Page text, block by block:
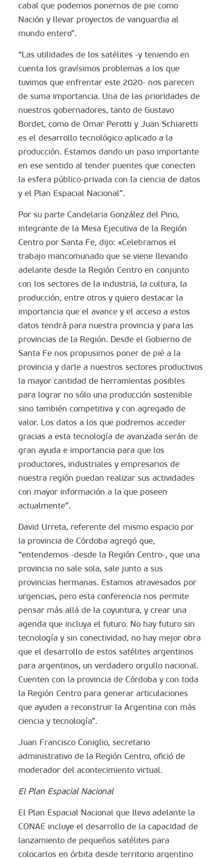
cabal que podemos ponernos de pie como
Nación y llevar proyectos de vanguardia al
mundo entero”.
“Las utilidades de los satélites -y teniendo en
cuenta los gravísimos problemas a los que
tuvimos que enfrentar este 2020- nos parecen
de suma importancia. Una de las prioridades de
nuestros gobernadores, tanto de Gustavo
Bordet, como de Omar Perotti y Juan Schiaretti
es el desarrollo tecnológico aplicado a la
producción. Estamos dando un paso importante
en ese sentido al tender puentes que conecten
la esfera público-privada con la ciencia de datos
y el Plan Espacial Nacional”.
Por su parte Candelaria González del Pino,
integrante de la Mesa Ejecutiva de la Región
Centro por Santa Fe, dijo: «Celebramos el
trabajo mancomunado que se viene llevando
adelante desde la Región Centro en conjunto
con los sectores de la industria, la cultura, la
producción, entre otros y quiero destacar la
importancia que el avance y el acceso a estos
datos tendrá para nuestra provincia y para las
provincias de la Región. Desde el Gobierno de
Santa Fe nos propusimos poner de pié a la
provincia y darle a nuestros sectores productivos
la mayor cantidad de herramientas posibles
para lograr no sólo una producción sostenible
sino también competitiva y con agregado de
valor. Los datos a los que podremos acceder
gracias a esta tecnología de avanzada serán de
gran ayuda e importancia para que los
productores, industriales y empresarios de
nuestra región puedan realizar sus actividades
con mayor información a la que poseen
actualmente”.
David Urreta, referente del mismo espacio por
la provincia de Córdoba agregó que,
“entendemos -desde la Región Centro-, que una
provincia no sale sola, sale junto a sus
provincias hermanas. Estamos atravesados por
urgencias, pero esta conferencia nos permite
pensar más allá de la coyuntura, y crear una
agenda que incluya el futuro. No hay futuro sin
tecnología y sin conectividad, no hay mejor obra
que el desarrollo de estos satélites argentinos
para argentinos, un verdadero orgullo nacional.
Cuenten con la provincia de Córdoba y con toda
la Región Centro para generar articulaciones
que ayuden a reconstruir la Argentina con más
ciencia y tecnología”.
Juan Francisco Coniglio, secretario
administrativo de la Región Centro, ofició de
moderador del acontecimiento virtual.
El Plan Espacial Nacional
El Plan Espacial Nacional que lleva adelante la
CONAE incluye el desarrollo de la capacidad de
lanzamiento de pequeños satélites para
colocarlos en órbita desde territorio argentino